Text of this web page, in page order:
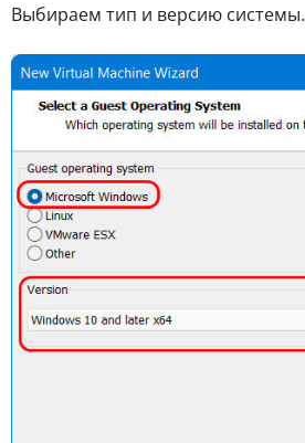
Выбираем тип и версию системы.